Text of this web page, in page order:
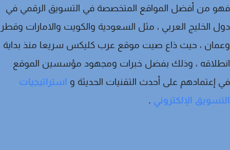
من أفضل المواقع المتخصصة في التسويق الرقمي في
الخليج العربي ، مثل السعودية والكويت والامارات وقطر
، حيث ذاع صيت موقع عرب كليكس سريعا منذ بداية
، وذلك بفضل خبرات ومجهود مؤسسين الموقع
إعتمادهم على أحدث التقنيات الحديثة و استراتيجيات
الإلكتروني.